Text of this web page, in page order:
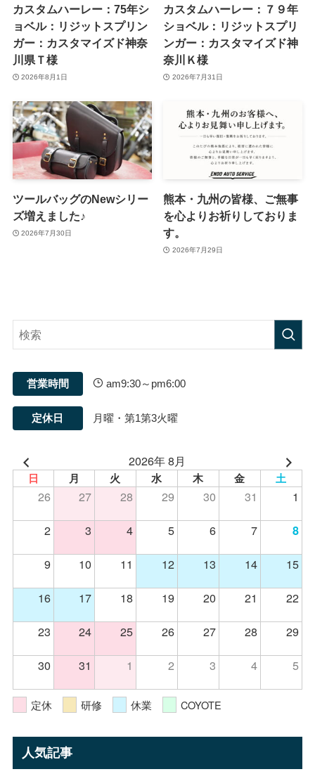
カスタムハーレー：75年シ
ョベル：リジットスプリン
ガー：カスタマイズド神奈
川県Ｔ様
2026年8月1日
カスタムハーレー：７９年
ショベル：リジットスプリ
ンガー：カスタマイズド神
奈川Ｋ様
2026年7月31日
ツールバッグのNewシリー
ズ増えました♪
2026年7月30日
熊本・九州の皆様、ご無事
を心よりお祈りしておりま
す。
2026年7月29日
営業時間 am9:30～pm6:00
定休日 月曜・第1第3火曜
2026年 8月
日 月 火 水 木 金 土
26 27 28 29 30 31
1
2
3 4 5 6 7 8
9 10 11 12 13 14
15
16
17 18 19 20 21
22
23
24 25 26 27 28
29
30
31 1 2 3 4 5
定休 研修 休業 COYOTE
人気記事